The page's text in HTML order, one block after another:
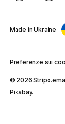
Made in Ukraine
Preferenze sui
© 2026
Pixabay.